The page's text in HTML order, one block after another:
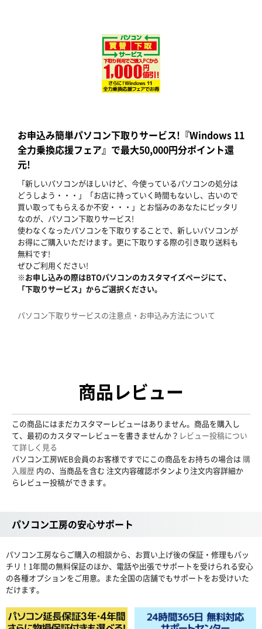
お申込み簡単パソコン下取りサービス!『Windows 11
全力乗換応援フェア』で最大50,000円分ポイント還
元!
「新しいパソコンがほしいけど、今使っているパソコンの処分は
どうしよう・・・」「お店に持っていく時間もないし、古いので
買い取ってもらえるか不安・・・」とお悩みのあなたにピッタリ
なのが、パソコン下取りサービス!
使わなくなったパソコンを下取りすることで、新しいパソコンが
お得にご購入いただけます。更に下取りする際の引き取り送料も
無料です!
ぜひご利用ください!
※お申し込みの際はBTOパソコンのカスタマイズページにて、
「下取りサービス」からご選択ください。
パソコン下取りサービスの注意点・お申込み方法について
商品レビュー
この商品にはまだカスタマーレビューはありません。商品を購入し
て、最初のカスタマーレビューを書きませんか？ レビュー投稿につい
て詳しく見る
パソコン工房WEB会員のお客様ですでにこの商品をお持ちの場合は 購
入履歴 内の、当商品を含む 注文内容確認ボタンより注文内容詳細か
らレビュー投稿ができます。
パソコン工房の安心サポート
パソコン工房ならご購入の相談から、お買い上げ後の保証・修理もバッ
チリ！1年間の無料保証のほか、電話や出張でサポートを受けられる安心
の各種オプションをご用意。また全国の店舗でもサポートをお受けいた
だけます。